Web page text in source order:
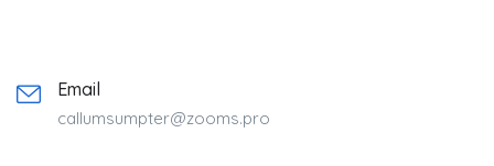
Email
callumsumpter@zooms.pro